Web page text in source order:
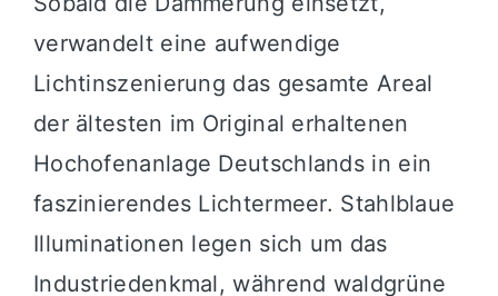
verwandelt eine aufwendige
Lichtinszenierung das gesamte Areal
der ältesten im Original erhaltenen
Hochofenanlage Deutschlands in ein
faszinierendes Lichtermeer. Stahlblaue
Illuminationen legen sich um das
Industriedenkmal, während waldgrüne